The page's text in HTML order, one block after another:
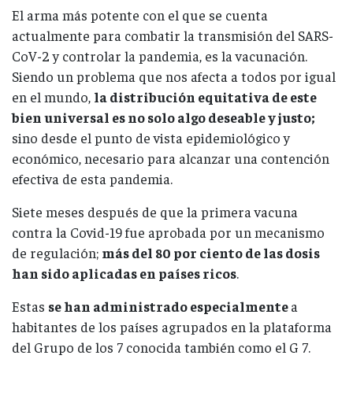
El arma más potente con el que se cuenta
actualmente para combatir la transmisión del SARS-
CoV-2 y controlar la pandemia, es la vacunación.
Siendo un problema que nos afecta a todos por igual
en el mundo, la distribución equitativa de este
bien universal es no solo algo deseable y justo;
sino desde el punto de vista epidemiológico y
económico, necesario para alcanzar una contención
efectiva de esta pandemia.
Siete meses después de que la primera vacuna
contra la Covid-19 fue aprobada por un mecanismo
de regulación; más del 80 por ciento de las dosis
han sido aplicadas en países ricos.
Estas se han administrado especialmentea
habitantes de los países agrupados en la plataforma
del Grupo de los 7 conocida también como el G 7.